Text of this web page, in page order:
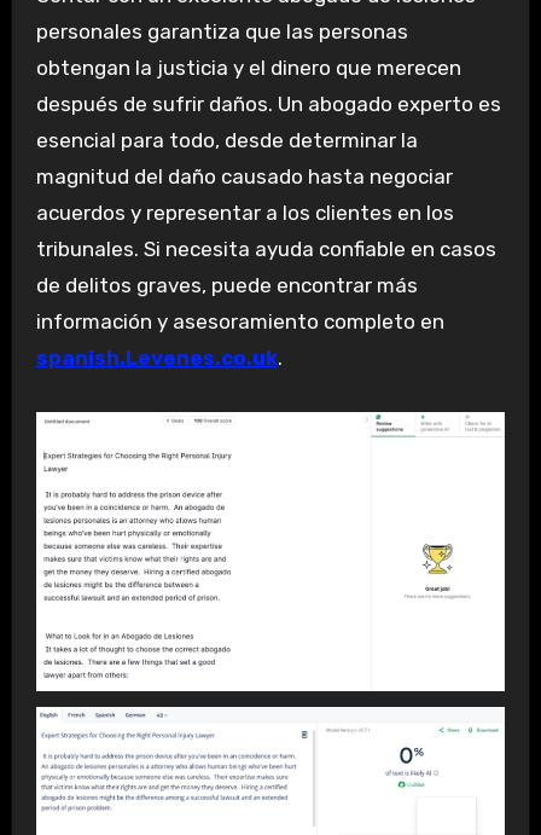
personales garantiza que las personas
obtengan la justicia y el dinero que merecen
después de sufrir daños. Un abogado experto es
esencial para todo, desde determinar la
magnitud del daño causado hasta negociar
acuerdos y representar a los clientes en los
tribunales. Si necesita ayuda confiable en casos
de delitos graves, puede encontrar más
información y asesoramiento completo en
spanish.Levenes.co.uk.